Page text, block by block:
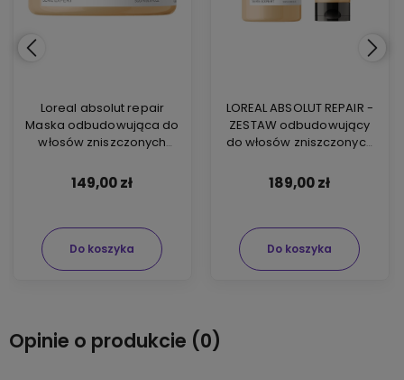
Loreal absolut repair
Maska odbudowująca do
włosów zniszczonych
149,00 zł
Do koszyka
LOREAL ABSOLUT REPAIR -
ZESTAW odbudowujący
do włosów zniszczonych
Odżywka 200ml
189,00 zł
Do koszyka
Opinie o produkcie (0)